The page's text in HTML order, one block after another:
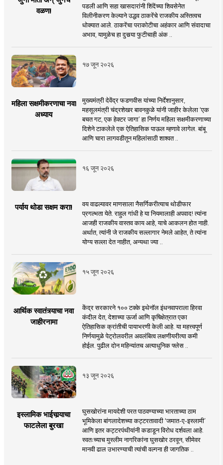
वळण!
पडली आणि सहा खासदारांनी शिंदेंच्या शिवसेनेत
विलीनीकरण केल्याने उद्धव ठाकरेंचे राजकीय अस्तित्वच
धोक्यात आले. ठाकरेंचा पराकोटीचा अहंकार आणि संवादाचा
अभाव, यामुळेच हा दुसर्‍या फुटीचाही अंक ..
१७ जून २०२६
महिला सक्षमीकरणाचा नवा
अध्याय
मुख्यमंत्री देवेंद्र फडणवीस यांच्या निर्देशानुसार,
महसूलमंत्री चंद्रशेखर बावनकुळे यांनी जाहीर केलेला ‘एक
बचत गट, एक हेक्टर जागा’ हा निर्णय महिला सक्षमीकरणाच्या
दिशेने टाकलेले एक ऐतिहासिक पाऊल म्हणावे लागेल. बांबू
आणि चारा लागवडीतून महिलांसाठी शाश्वत ..
१६ जून २०२६
पर्याय थोडा सक्षम करा!
वय वाढल्यावर माणसाला नैसर्गिकरीत्याच थोडीफार
प्रगल्भता येते. राहुल गांधी हे या नियमालाही अपवाद! त्यांना
आजही राजकीय वास्तव काय आहे, याचे आकलन होत नाही.
अर्थात, त्यांनी जे राजकीय सल्लागार नेमले आहेत, ते त्यांना
योग्य सल्ला देत नाहीत, अन्यथा ज्या ..
१५ जून २०२६
आर्थिक स्वातंत्र्याचा नवा
जाहीरनामा
केंद्र सरकारने १०० टक्के इथेनॉल इंधनवापराला हिरवा
कंदील देत, देशाच्या ऊर्जा आणि कृषिक्षेत्रात एका
ऐतिहासिक क्रांतीची पायाभरणी केली आहे. या महत्त्वपूर्ण
निर्णयामुळे पेट्रोलवरील अवलंबित्व लक्षणीयरीत्या कमी
होईल. पुढील दोन महिन्यांतच अत्याधुनिक फ्लेस ..
१३ जून २०२६
इस्लामिक भाईचार्‍याचा
फाटलेला बुरखा
घुसखोरांना मायदेशी परत पाठवण्याच्या भारताच्या ठाम
भूमिकेला बांगलादेशच्या कट्टरतावादी ‘जमात-ए-इस्लामी’
आणि इतर कट्टरपंथीयांनी कडाडून विरोध दर्शवला आहे.
स्वतःच्याच मुस्लीम नागरिकांना घुसखोर ठरवून, सीमेवर
मानवी ढाल उभारण्याची त्यांची वल्गना ही जागतिक ..